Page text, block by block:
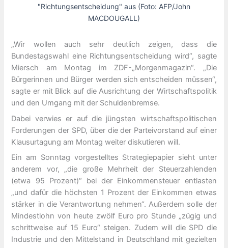
"Richtungsentscheidung" aus (Foto: AFP/John
MACDOUGALL)
„Wir wollen auch sehr deutlich zeigen, dass die
Bundestagswahl eine Richtungsentscheidung wird“, sagte
Miersch am Montag im ZDF-„Morgenmagazin“. „Die
Bürgerinnen und Bürger werden sich entscheiden müssen“,
sagte er mit Blick auf die Ausrichtung der Wirtschaftspolitik
und den Umgang mit der Schuldenbremse.
Dabei verwies er auf die jüngsten wirtschaftspolitischen
Forderungen der SPD, über die der Parteivorstand auf einer
Klausurtagung am Montag weiter diskutieren will.
Ein am Sonntag vorgestelltes Strategiepapier sieht unter
anderem vor, „die große Mehrheit der Steuerzahlenden
(etwa 95 Prozent)“ bei der Einkommensteuer entlasten
„und dafür die höchsten 1 Prozent der Einkommen etwas
stärker in die Verantwortung nehmen“. Außerdem solle der
Mindestlohn von heute zwölf Euro pro Stunde „zügig und
schrittweise auf 15 Euro“ steigen. Zudem will die SPD die
Industrie und den Mittelstand in Deutschland mit gezielten